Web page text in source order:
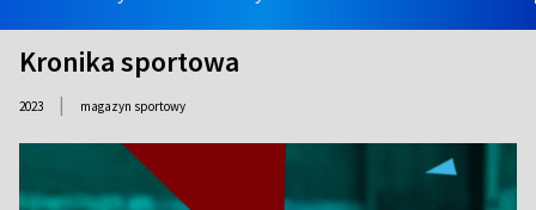
Kronika sportowa
2023 | magazyn sportowy